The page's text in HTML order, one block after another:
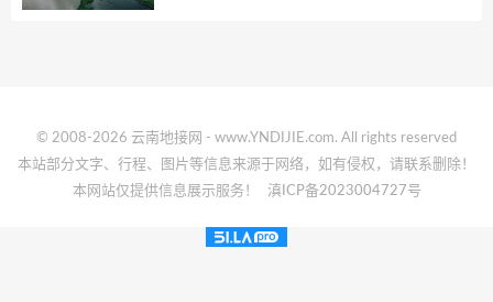
© 2008-2026 云南地接网 - www.YNDIJIE.com. All rights reserved
本站部分文字、行程、图片等信息来源于网络，如有侵权，请联系删除！
本网站仅提供信息展示服务！
滇ICP备2023004727号